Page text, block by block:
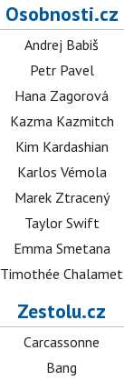
Osobnosti.cz
Andrej Babiš
Petr Pavel
Hana Zagorová
Kazma Kazmitch
Kim Kardashian
Karlos Vémola
Marek Ztracený
Taylor Swift
Emma Smetana
Timothée Chalamet
Zestolu.cz
Carcassonne
Bang